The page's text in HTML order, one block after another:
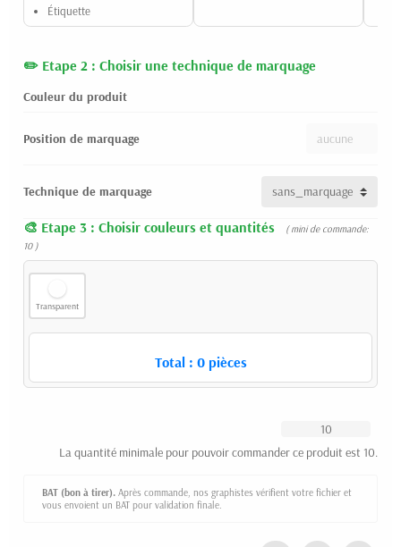
Étiquette
Etape 2 : Choisir une technique de marquage
Couleur du produit
Position de marquage
Technique de marquage
Etape 3 : Choisir couleurs et quantités
( mini de commande:
10 )
Transparent
Total : 0pièces
La quantité minimale pour pouvoir commander ce produit est 10.
BAT (bon à tirer). Après commande, nos graphistes vérifient votre fichier et
vous envoient un BAT pour validation finale.